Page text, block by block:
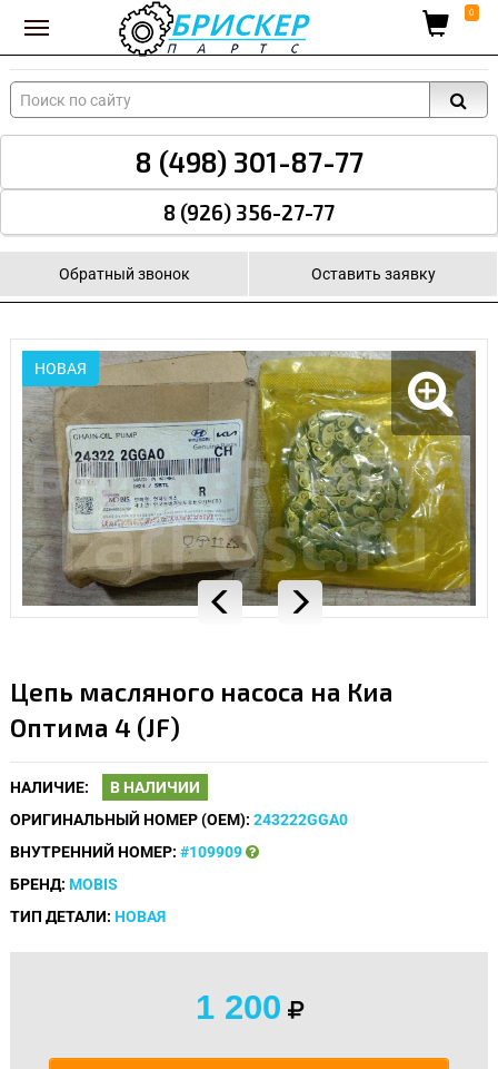
Вход для поставщиков 0
8 (498) 301-87-77
8 (926) 356-27-77
Обратный звонок Оставить заявку
НОВАЯ
Цепь масляного насоса на Киа
Оптима 4 (JF)
НАЛИЧИЕ:
В НАЛИЧИИ
ОРИГИНАЛЬНЫЙ НОМЕР (OEM): 243222GGA0
ВНУТРЕННИЙ НОМЕР: #109909
БРЕНД: MOBIS
ТИП ДЕТАЛИ: НОВАЯ
1 200